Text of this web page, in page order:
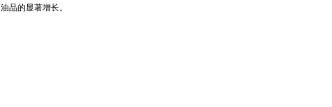
油品的显著增长。